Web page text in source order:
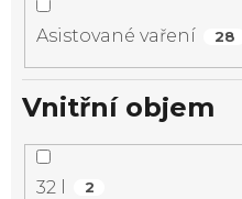
Asistované vaření 28
Vnitřní objem
32 l 2